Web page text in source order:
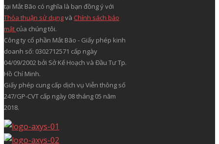
tại Mắt Bão có nghĩa là bạn đồng ý với
Thỏa thuận sử dụngvà Chính sách bảo
mật của chúng tôi.
Công ty cổ phần Mắt Bão - Giấy phép kinh
doanh số: 0302712571 cấp ngày
04/09/2002 bởi Sở Kế Hoạch và Đầu Tư Tp.
Hồ Chí Minh.
Giấy phép cung cấp dịch vụ Viễn thông số
247/GP-CVT cấp ngày 08 tháng 05 năm
2018.